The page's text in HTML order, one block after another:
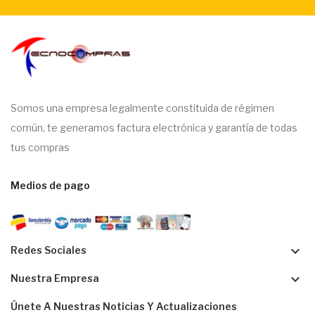
Somos una empresa legalmente constituida de régimen
común, te generamos factura electrónica y garantía de todas
tus compras
Medios de pago
Redes Sociales keyboard_arrow_down
Nuestra Empresa keyboard_arrow_down
Únete A Nuestras Noticias Y Actualizaciones